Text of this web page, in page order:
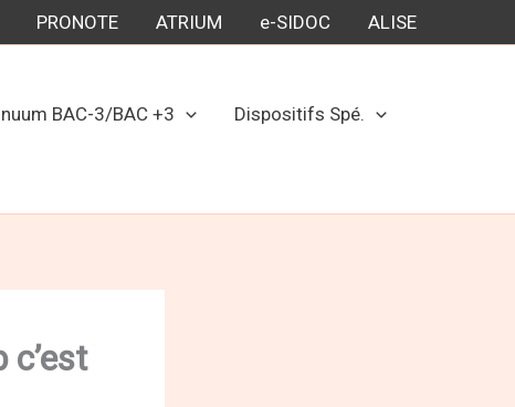
PRONOTE ATRIUM e-SIDOC ALISE
BAC-3/BAC +3
Dispositifs Spé.